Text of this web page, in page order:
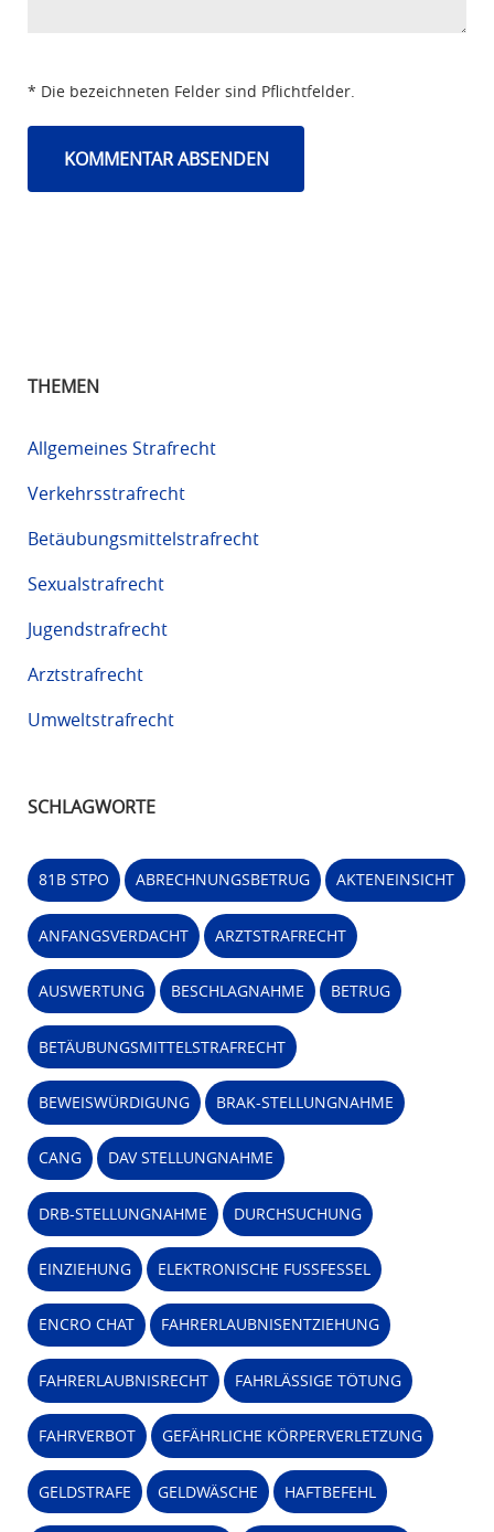
* Die bezeichneten Felder sind Pflichtfelder.
THEMEN
Allgemeines Strafrecht
Verkehrsstrafrecht
Betäubungsmittelstrafrecht
Sexualstrafrecht
Jugendstrafrecht
Arztstrafrecht
Umweltstrafrecht
SCHLAGWORTE
81B STPO ABRECHNUNGSBETRUG AKTENEINSICHT
ANFANGSVERDACHT ARZTSTRAFRECHT
AUSWERTUNG BESCHLAGNAHME BETRUG
BETÄUBUNGSMITTELSTRAFRECHT
BEWEISWÜRDIGUNG BRAK-STELLUNGNAHME
CANG DAV STELLUNGNAHME
DRB-STELLUNGNAHME DURCHSUCHUNG
EINZIEHUNG ELEKTRONISCHE FUSSFESSEL
ENCRO CHAT FAHRERLAUBNISENTZIEHUNG
FAHRERLAUBNISRECHT FAHRLÄSSIGE TÖTUNG
FAHRVERBOT GEFÄHRLICHE KÖRPERVERLETZUNG
GELDSTRAFE GELDWÄSCHE HAFTBEFEHL